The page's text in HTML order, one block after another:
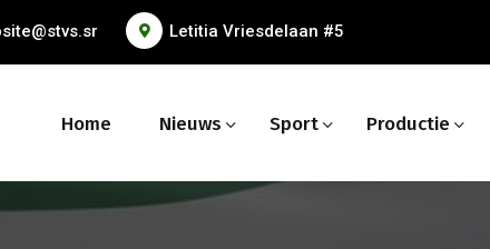
Letitia Vriesdelaan #5
Home Nieuws Sport Productie